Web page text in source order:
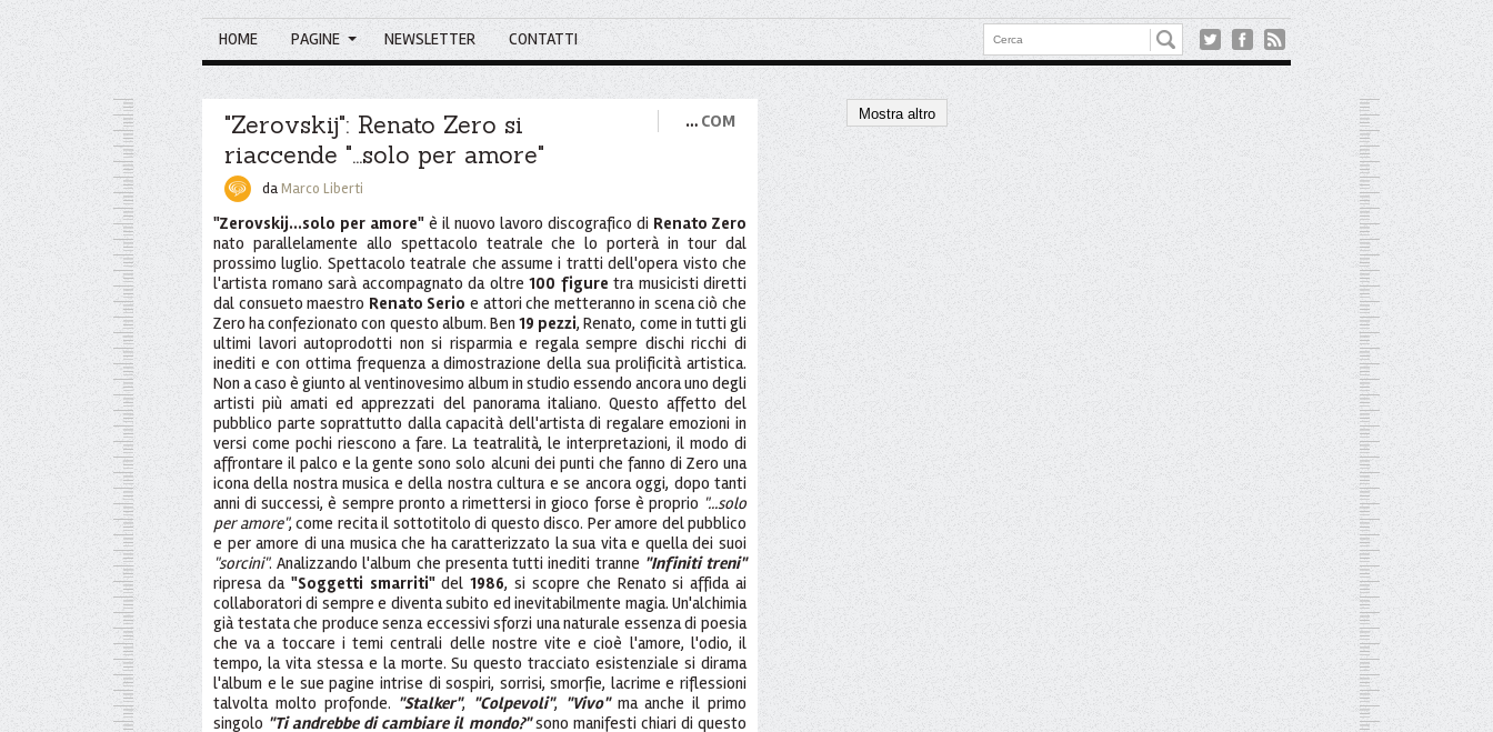
HOME PAGINE NEWSLETTER CONTATTI
"Zerovskij": Renato Zero si
riaccende "...solo per amore"
… COM
daMarco Liberti
"Zerovskij...solo per amore" è il nuovo lavoro discografico di Renato Zero
nato parallelamente allo spettacolo teatrale che lo porterà in tour dal
prossimo luglio. Spettacolo teatrale che assume i tratti dell'opera visto che
l'artista romano sarà accompagnato da oltre 100 figure tra musicisti diretti
dal consueto maestro Renato Serio e attori che metteranno in scena ciò che
Zero ha confezionato con questo album. Ben19 pezzi, Renato, come in tutti gli
ultimi lavori autoprodotti non si risparmia e regala sempre dischi ricchi di
inediti e con ottima frequenza a dimostrazione della sua prolificità artistica.
Non a caso è giunto al ventinovesimo album in studio essendo ancora uno degli
artisti più amati ed apprezzati del panorama italiano. Questo affetto del
pubblico parte soprattutto dalla capacità dell'artista di regalare emozioni in
versi come pochi riescono a fare. La teatralità, le interpretazioni, il modo di
affrontare il palco e la gente sono solo alcuni dei punti che fanno di Zero una
icona della nostra musica e della nostra cultura e se ancora oggi, dopo tanti
anni di successi, è sempre pronto a rimettersi in gioco forse è proprio "...solo
per amore", come recita il sottotitolo di questo disco. Per amore del pubblico
e per amore di una musica che ha caratterizzato la sua vita e quella dei suoi
"sorcini". Analizzando l'album che presenta tutti inediti tranne "Infiniti treni"
ripresa da"Soggetti smarriti"del1986, si scopre che Renato si affida ai
collaboratori di sempre e diventa subito ed inevitabilmente magia. Un'alchimia
già testata che produce senza eccessivi sforzi una naturale essenza di poesia
che va a toccare i temi centrali delle nostre vite e cioè l'amore, l'odio, il
tempo, la vita stessa e la morte. Su questo tracciato esistenziale si dirama
l'album e le sue pagine intrise di sospiri, sorrisi, smorfie, lacrime e riflessioni
talvolta molto profonde. "Stalker", "Colpevoli", "Vivo"ma anche il primo
singolo "Ti andrebbe di cambiare il mondo?"sono manifesti chiari di questo
Mostra altro